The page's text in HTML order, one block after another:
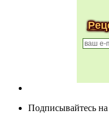
Подписывайтесь